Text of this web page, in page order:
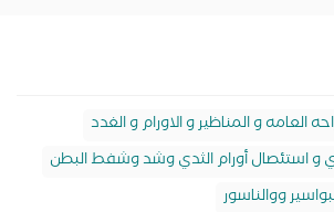
العامه و المناظير و الاورام و الغدد
و استئصال أورام الثدي وشد وشفط البطن
ووالناسور